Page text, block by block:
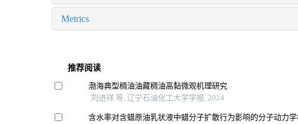
Metrics
推荐阅读
渤海典型稠油油藏稠油高黏微观机理研究
刘进祥 等, 辽宁石油化工大学学报, 2024
含水率对含蜡原油乳状液中蜡分子扩散行为影响的分子动力